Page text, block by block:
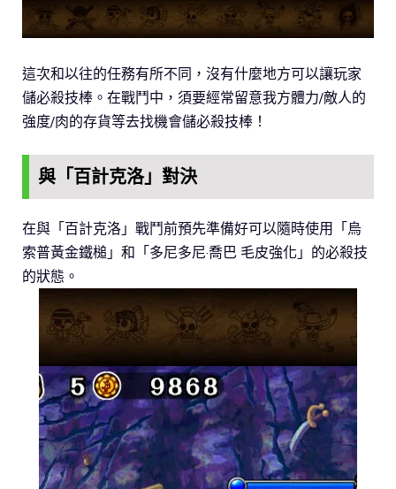
這次和以往的任務有所不同，沒有什麼地方可以讓玩家
儲必殺技棒。在戰鬥中，須要經常留意我方體力/敵人的
強度/肉的存貨等去找機會儲必殺技棒！
與「百計克洛」對決
在與「百計克洛」戰鬥前預先準備好可以隨時使用「烏
索普黃金鐵槌」和「多尼多尼·喬巴 毛皮強化」的必殺技
的狀態。